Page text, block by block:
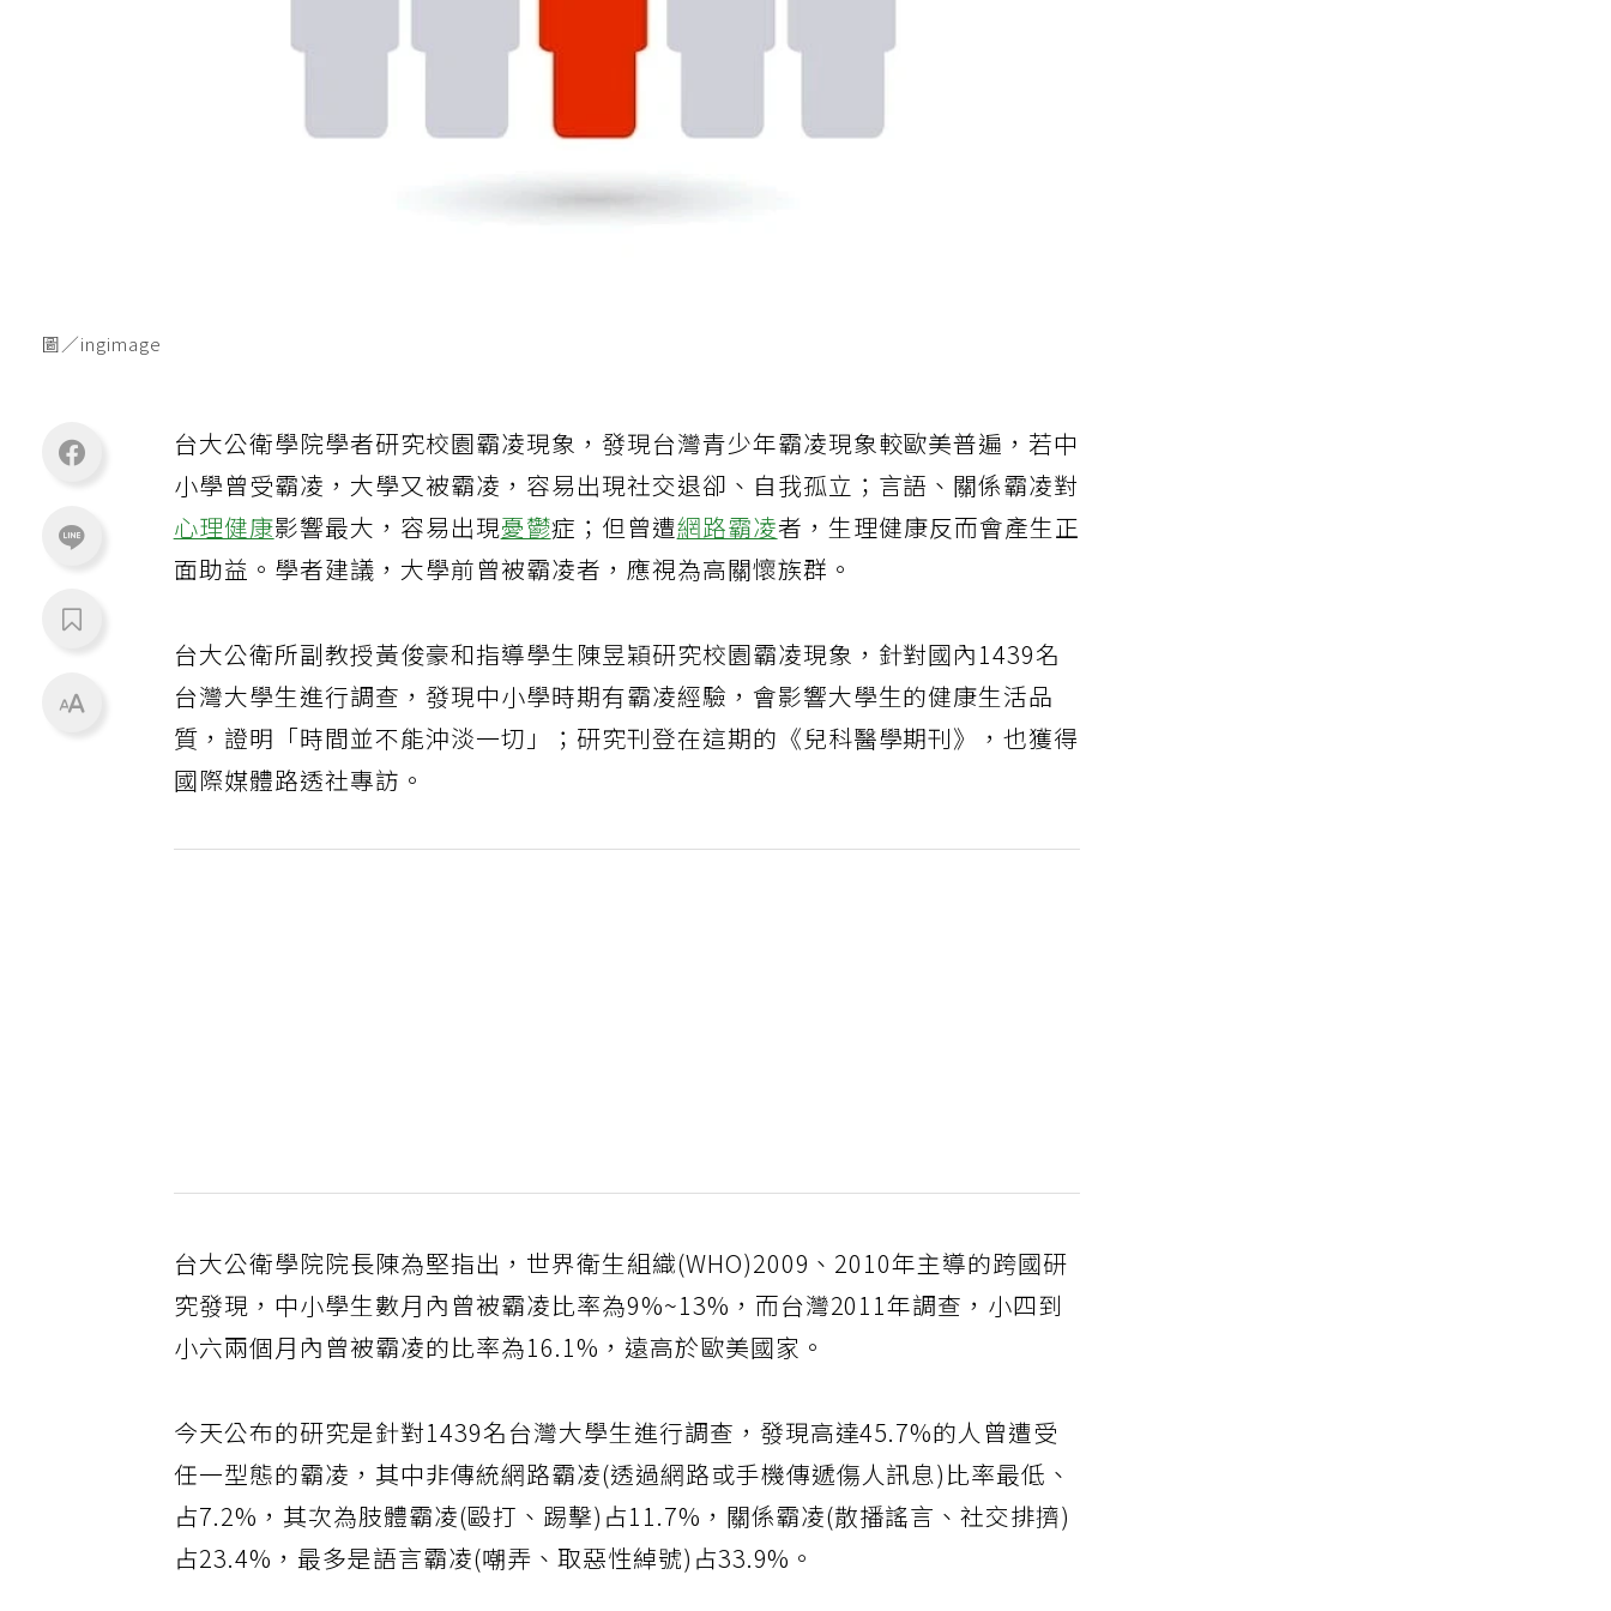
圖／ingimage
台大公衛學院學者研究校園霸凌現象，發現台灣青少年霸凌現象較歐美普遍，若中
小學曾受霸凌，大學又被霸凌，容易出現社交退卻、自我孤立；言語、關係霸凌對
心理健康影響最大，容易出現憂鬱症；但曾遭網路霸凌者，生理健康反而會產生正
面助益。學者建議，大學前曾被霸凌者，應視為高關懷族群。
台大公衛所副教授黃俊豪和指導學生陳昱穎研究校園霸凌現象，針對國內1439名
台灣大學生進行調查，發現中小學時期有霸凌經驗，會影響大學生的健康生活品
質，證明「時間並不能沖淡一切」；研究刊登在這期的《兒科醫學期刊》，也獲得
國際媒體路透社專訪。
台大公衛學院院長陳為堅指出，世界衛生組織(WHO)2009、2010年主導的跨國研
究發現，中小學生數月內曾被霸凌比率為9%~13%，而台灣2011年調查，小四到
小六兩個月內曾被霸凌的比率為16.1%，遠高於歐美國家。
今天公布的研究是針對1439名台灣大學生進行調查，發現高達45.7%的人曾遭受
任一型態的霸凌，其中非傳統網路霸凌(透過網路或手機傳遞傷人訊息)比率最低、
占7.2%，其次為肢體霸凌(毆打、踢擊)占11.7%，關係霸凌(散播謠言、社交排擠)
占23.4%，最多是語言霸凌(嘲弄、取惡性綽號)占33.9%。